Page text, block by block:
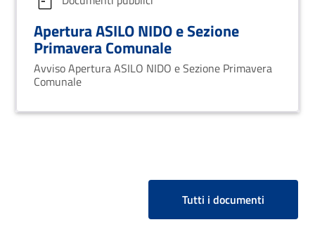
Apertura ASILO NIDO e Sezione
Primavera Comunale
Avviso Apertura ASILO NIDO e Sezione Primavera
Comunale
Tutti i documenti